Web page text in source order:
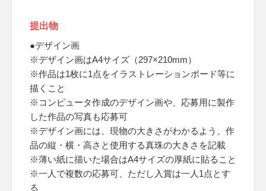
提出物
●デザイン画
※デザイン画はA4サイズ（297×210mm）
※作品は1枚に1点をイラストレーションボード等に
描くこと
※コンピュータ作成のデザイン画や、応募用に製作
した作品の写真も応募可
※デザイン画には、現物の大きさがわかるよう、作
品の縦・横・高さと使用する真珠の大きさを記載
※薄い紙に描いた場合はA4サイズの厚紙に貼ること
※一人で複数の応募可、ただし入賞は一人1点とす
る